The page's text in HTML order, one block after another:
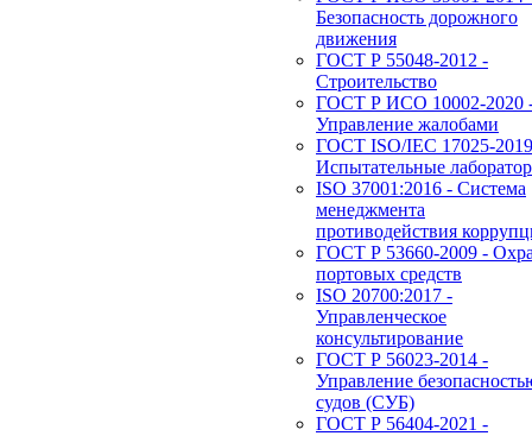
Безопасность дорожного
движения
ГОСТ Р 55048-2012 -
Строительство
ГОСТ Р ИСО 10002-2020
Управление жалобами
ГОСТ ISO/IEC 17025-
Испытательные
ISO 37001:2016 - Система
менеджмента
противодействия
ГОСТ Р 53660-2009 -
портовых средств
ISO 20700:2017 -
Управленческое
консультирование
ГОСТ Р 56023-2014 -
Управление
судов (СУБ)
ГОСТ Р 56404-2021 -